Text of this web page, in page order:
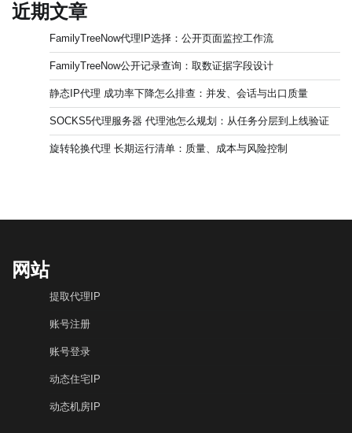
近期文章
FamilyTreeNow代理IP选择：公开页面监控工作流
FamilyTreeNow公开记录查询：取数证据字段设计
静态IP代理 成功率下降怎么排查：并发、会话与出口质量
SOCKS5代理服务器 代理池怎么规划：从任务分层到上线验证
旋转轮换代理 长期运行清单：质量、成本与风险控制
网站
提取代理IP
账号注册
账号登录
动态住宅IP
动态机房IP